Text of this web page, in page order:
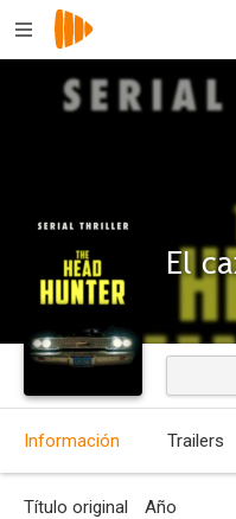
El
Información Trailers
Título original Año